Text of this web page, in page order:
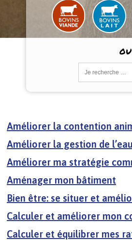
Rechercher :
Améliorer la contention
Améliorer la gestion de
Améliorer ma stratégie
Aménager mon bâtiment
Bien être: se situer et
Calculer et améliorer mon
Calculer et équilibrer mes